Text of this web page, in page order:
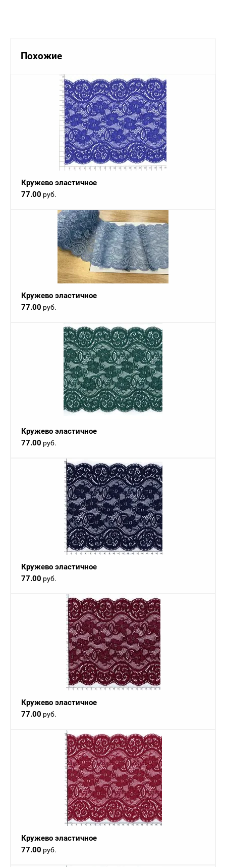
Похожие
Кружево эластичное
77.00 руб.
Кружево эластичное
77.00 руб.
Кружево эластичное
77.00 руб.
Кружево эластичное
77.00 руб.
Кружево эластичное
77.00 руб.
Кружево эластичное
77.00 руб.